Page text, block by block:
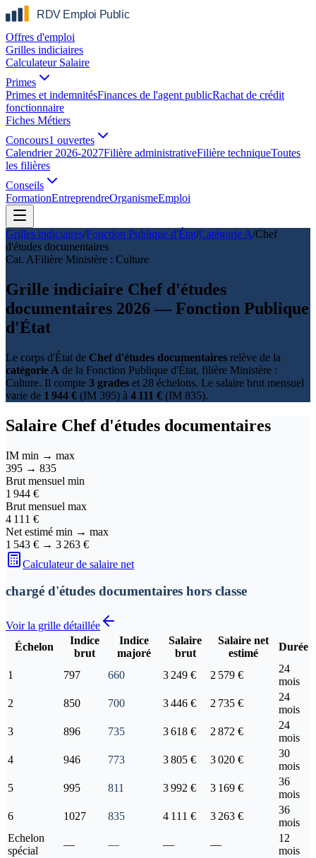
Offres d'emploi
Grilles indiciaires
Calculateur Salaire
Primes
Primes et indemnitésFinances de l'agent publicRachat de crédit
fonctionnaire
Fiches Métiers
Concours1 ouvertes
Calendrier 2026-2027Filière administrativeFilière techniqueToutes
les filières
Conseils
FormationEntreprendreOrganismeEmploi
Grilles indiciaires/Fonction Publique d'État/Catégorie A/Chef
d'études documentaires
Cat. AFilière Ministère : Culture
Grille indiciaire Chef d'études
documentaires 2026 — Fonction Publique
d'État
Le corps d'État de Chef d'études documentaires relève de la
catégorie A de la Fonction Publique d'État, filière Ministère :
Culture. Il compte 3 grades et 28 échelons. Le salaire brut mensuel
varie de 1 944 € (IM 395) à 4 111 € (IM 835).
Salaire Chef d'études documentaires
IM min → max
395 → 835
Brut mensuel min
1 944 €
Brut mensuel max
4 111 €
Net estimé min → max
1 543 € → 3 263 €
Calculateur de salaire net
chargé d'études documentaires hors classe
Voir la grille détaillée
Échelon
Indice
brut
Indice
majoré
Salaire
brut
Salaire net
estimé
Durée
1 797 660 3 249 € 2 579 €
24
mois
2
850 700 3 446 € 2 735 €
24
mois
3
896 735 3 618 € 2 872 €
24
mois
4
946 773 3 805 € 3 020 €
30
mois
5
995 811 3 992 € 3 169 €
36
mois
6
1027 835 4 111 € 3 263 €
36
mois
Echelon
spécial
— — — —
12
mois